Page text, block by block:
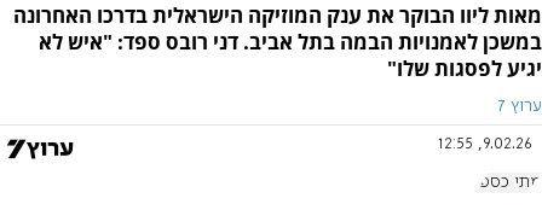
מאות ליוו הבוקר את ענק המוזיקה הישראלית בדרכו האחרונה
במשכן לאמנויות הבמה בתל אביב. דני רובס ספד: "איש לא
יגיע לפסגות שלו"
ערוץ 7
9.02.26, 12:55
מתי כספי